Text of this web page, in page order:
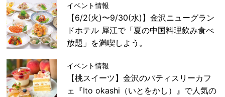
イベント情報
【6/2(火)〜9/30(水)】金沢ニューグラン
ドホテル 犀江で「夏の中国料理飲み食べ
放題」を満喫しよう。
イベント情報
【桃スイーツ】金沢のパティスリーカフ
ェ『Ito okashi（いとをかし）』で人気の